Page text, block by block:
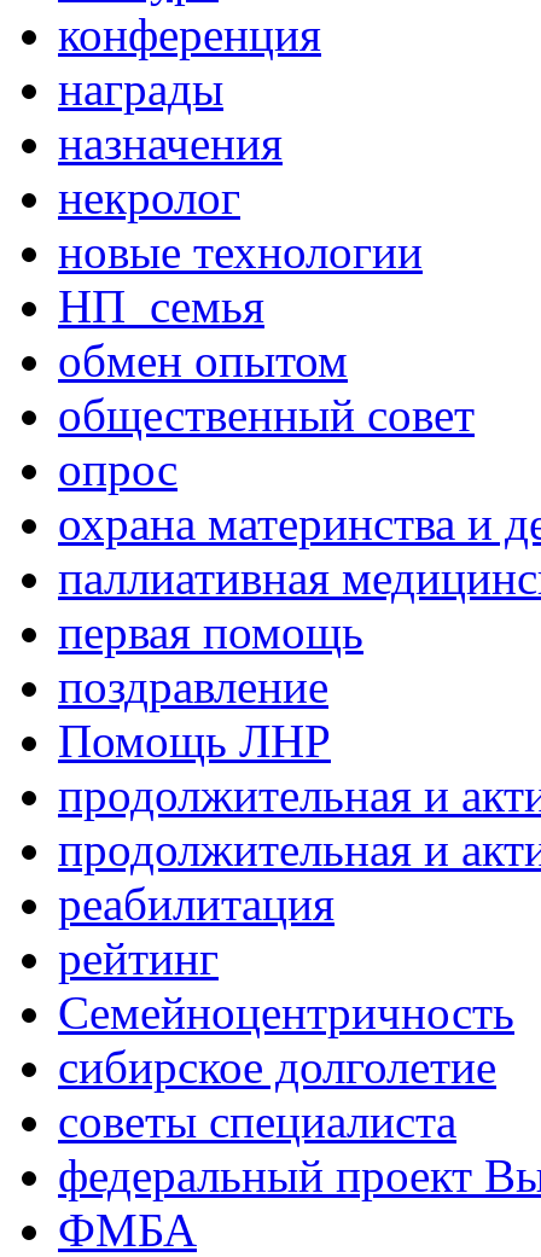
конференция
награды
назначения
некролог
новые технологии
НП_семья
обмен опытом
общественный совет
опрос
охрана материнства и
паллиативная
первая помощь
поздравление
Помощь ЛНР
продолжительная и
продолжительная и
реабилитация
рейтинг
Семейноцентричность
сибирское долголетие
советы специалиста
федеральный проект
ФМБА